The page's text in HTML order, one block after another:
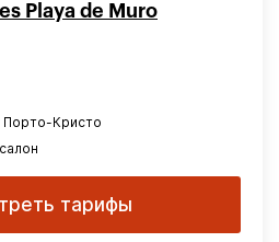
Playa de Muro
Порто-Кристо
тарифы